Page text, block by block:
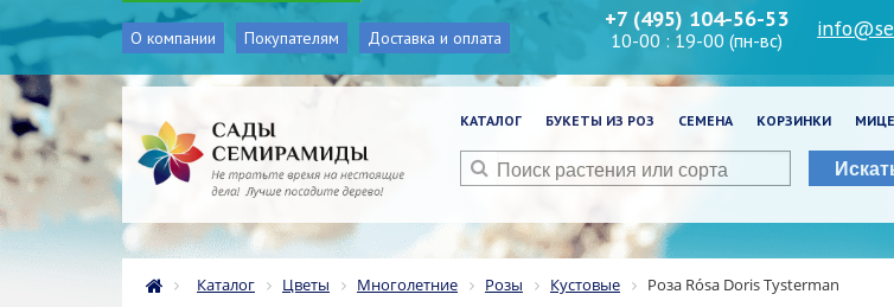
О компании Покупателям Доставка и оплата
+7 (495) 104-56-53
10-00 : 19-00 (пн-вс)
КАТАЛОГ БУКЕТЫ ИЗ РОЗ СЕМЕНА КОРЗИНКИ
Каталог Цветы Многолетние Розы Кустовые Роза Rósa Doris Tysterman